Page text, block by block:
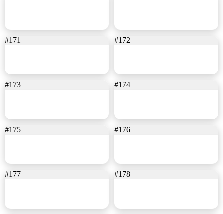
#171 #172
#173 #174
#175 #176
#177 #178